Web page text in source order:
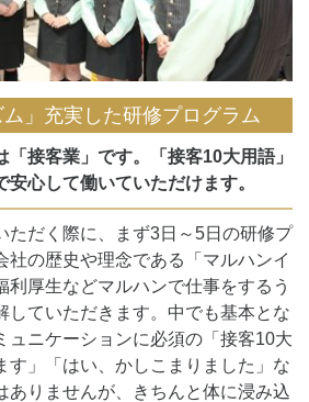
ム」充実した研修プログラム
「接客業」です。「接客10大用語」
心して働いていただけます。
ただく際に、まず3日～5日の研修プ
社の歴史や理念である「マルハンイ
利厚生などマルハンで仕事をするう
していただきます。中でも基本とな
ュニケーションに必須の「接客10大
す」「はい、かしこまりました」な
ありませんが、きちんと体に浸み込